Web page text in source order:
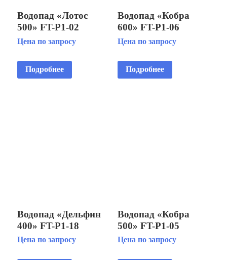
Водопад «Лотос
500» FT-Р1-02
Копировать
Цена по запросу
Подробнее
Водопад «Кобра
600» FT-Р1-06
Цена по запросу
Подробнее
Водопад «Дельфин
400» FT-Р1-18
Цена по запросу
Водопад «Кобра
500» FT-Р1-05
Цена по запросу